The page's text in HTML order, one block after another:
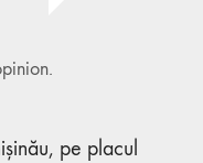
pe placul